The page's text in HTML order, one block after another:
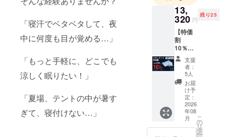
「寝汗でベタベタして、夜
中に何度も目が覚める…」
「もっと手軽に、どこでも
涼しく眠りたい！」
「夏場、テントの中が暑す
ぎて、寝付けない…」
する喜び、
様々な企業
とともに生
み出す喜
世界中に商
品を流通さ
せるマーケ
ティングの
プロフェッ
ショナル企
13,
320 円
残り25
【特価
割
10％OF
F】ブラ
ンケッ
ト特価
割
10％OF
F 一般
販売価
14,800
円（税
支援
者：
5人
お届
け予
定：
2026
年08
月
こ
の
リ
タ
ー